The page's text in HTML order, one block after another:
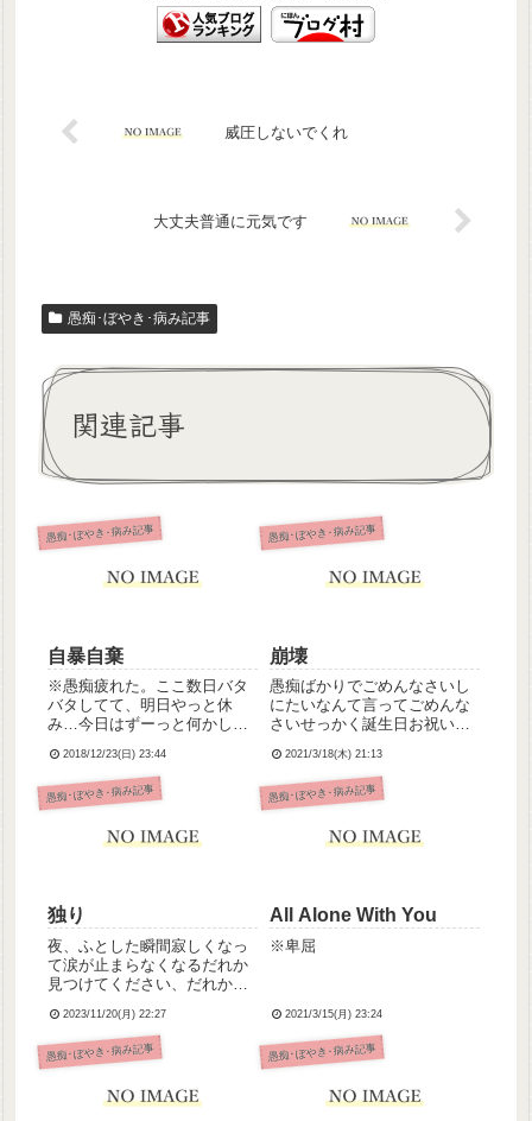
威圧しないでくれ
大丈夫普通に元気です
愚痴･ぼやき･病み記事
関連記事
愚痴･ぼやき･病み記事
自暴自棄
※愚痴疲れた。ここ数日バタ
バタしてて、明日やっと休
み…今日はずーっと何かしら
重のある患者さんの車椅子移
乗の際、抵抗されて腰を痛
め、私は移乗すらできない無
た。つらいなんで私ってこん
2018/12/23(日) 23:44
愚痴･ぼやき･病み記事
崩壊
愚痴ばかりでごめんなさいし
にたいなんて言ってごめんな
さいせっかく誕生日お祝いし
きますごめんなさい
2021/3/18(木) 21:13
愚痴･ぼやき･病み記事
独り
夜、ふとした瞬間寂しくなっ
て涙が止まらなくなるだれか
見つけてください、だれかあ
2023/11/20(月) 22:27
愚痴･ぼやき･病み記事
All Alone With You
※卑屈
2021/3/15(月) 23:24
愚痴･ぼやき･病み記事 愚痴･ぼやき･病み記事